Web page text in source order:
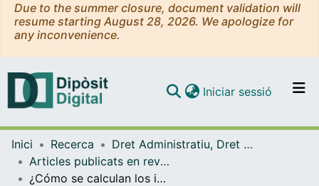
Due to the summer closure, document validation will
resume starting August 28, 2026. We apologize for
any inconvenience.
Navega per tot el DD
Com publicar
Iniciar sessió (current)
Inici Recerca
Dret Administratiu, Dret Processal i Dret Financer i Tributari
Articles publicats en revistes (Dret Administratiu, Dret Processal i Dret Financer i Tributari)
¿Cómo se calculan los intereses de demora tributarios tras la anulación de la liquidación tributaria?